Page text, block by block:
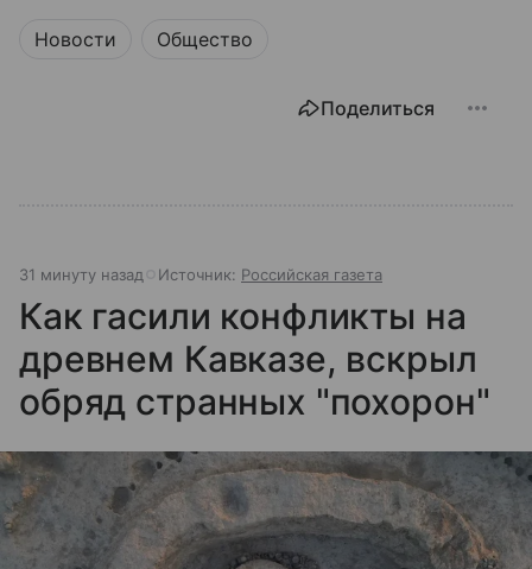
Новости Общество
Поделиться
31 минуту назад Источник: Российская газета
Как гасили конфликты на
древнем Кавказе, вскрыл
обряд странных "похорон"